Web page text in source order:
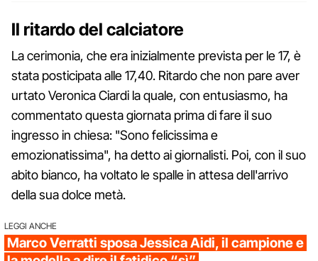
Il ritardo del calciatore
La cerimonia, che era inizialmente prevista per le 17, è
stata posticipata alle 17,40. Ritardo che non pare aver
urtato Veronica Ciardi la quale, con entusiasmo, ha
commentato questa giornata prima di fare il suo
ingresso in chiesa: "Sono felicissima e
emozionatissima", ha detto ai giornalisti. Poi, con il suo
abito bianco, ha voltato le spalle in attesa dell'arrivo
della sua dolce metà.
LEGGI ANCHE
Marco Verratti sposa Jessica Aidi, il campione e